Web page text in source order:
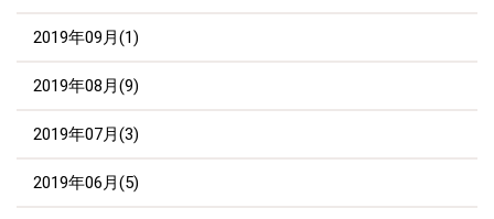
2019年09月(1)
2019年08月(9)
2019年07月(3)
2019年06月(5)